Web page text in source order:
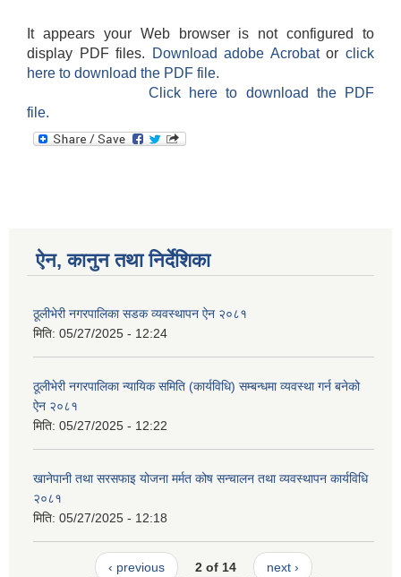
It appears your Web browser is not configured to
display PDF files.
Download adobe Acrobatorclick
here to download the PDF file.
Click here to download the PDF
file.
ऐन, कानुन तथा निर्देशिका
ठूलीभेरी नगरपालिका सडक व्यवस्थापन ऐन २०८१
मिति: 05/27/2025 - 12:24
ठूलीभेरी नगरपालिका न्यायिक समिति (कार्यविधि) सम्बन्धमा व्यवस्था गर्न बनेको
ऐन २०८१
मिति: 05/27/2025 - 12:22
खानेपानी तथा सरसफाइ योजना मर्मत कोष सन्चालन तथा व्यवस्थापन कार्यविधि
२०८१
मिति: 05/27/2025 - 12:18
‹ previous 2 of 14 next ›